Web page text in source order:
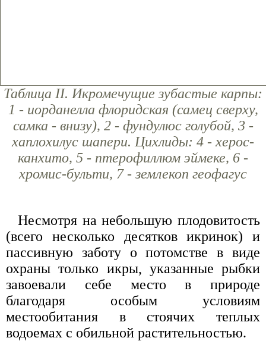
Таблица II. Икромечущие зубастые карпы:
1 - иорданелла флоридская (самец сверху,
самка - внизу), 2 - фундулюс голубой, 3 -
хаплохилус шапери. Цихлиды: 4 - херос-
канхито, 5 - птерофиллюм эймеке, 6 -
хромис-бульти, 7 - землекоп геофагус
Несмотря на небольшую плодовитость
(всего несколько десятков икринок) и
пассивную заботу о потомстве в виде
охраны только икры, указанные рыбки
завоевали себе место в природе
благодаря особым условиям
местообитания в стоячих теплых
водоемах с обильной растительностью.